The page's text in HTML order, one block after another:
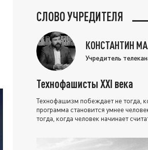
СЛОВО УЧРЕДИТЕЛЯ
КОНСТАНТИН
Учредитель
Технофашисты XXI века
Технофашизм побеждает не тогда,
программа становится умнее
тогда, когда человек начинает